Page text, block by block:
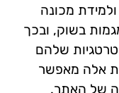
מכונה
מגמות בשוק, ובכך
שלהם
אלה מאפשר
של האתר.